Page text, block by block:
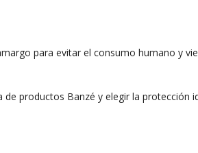
para evitar el consumo humano y
productos Banzé y elegir la protección